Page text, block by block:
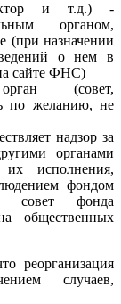
и т.д.) -
органом,
(при назначении
о нем в
сайте ФНС)
орган (совет,
по желанию, не
надзор за
органами
исполнения,
фондом
совет фонда
общественных
реорганизация
случаев,